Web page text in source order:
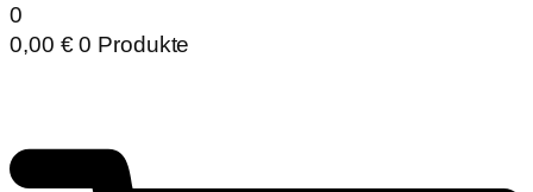
0
0,00 € 0 Produkte